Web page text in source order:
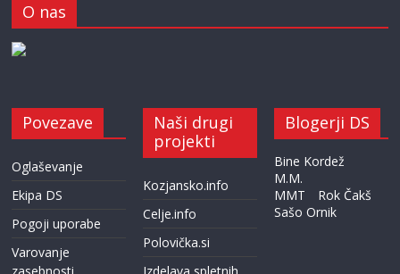
O nas
Povezave
Oglaševanje
Ekipa DS
Pogoji uporabe
Varovanje
Naši drugi
projekti
Kozjansko.info
Celje.info
Polovička.si
Blogerji DS
Bine Kordež
M.M.
MMT
Rok Čakš
Sašo Ornik